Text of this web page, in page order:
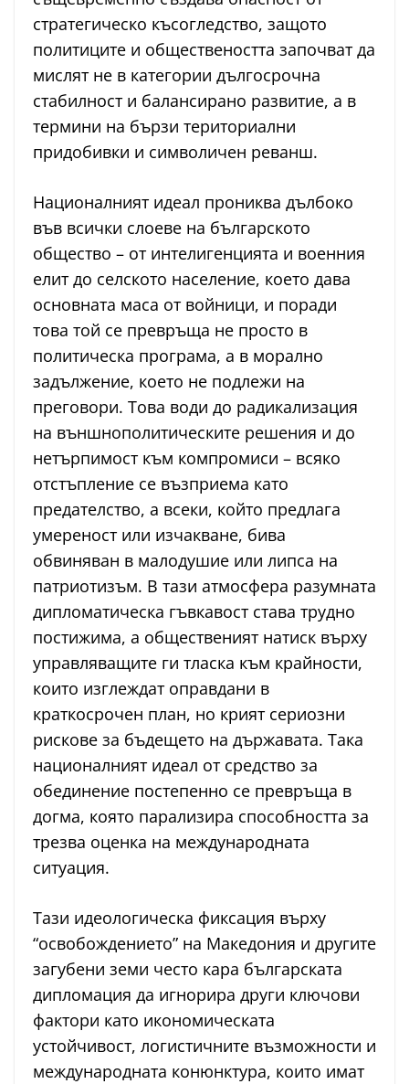
стратегическо късогледство, защото
политиците и обществеността започват да
мислят не в категории дългосрочна
стабилност и балансирано развитие, а в
термини на бързи териториални
придобивки и символичен реванш.
Националният идеал прониква дълбоко
във всички слоеве на българското
общество – от интелигенцията и военния
елит до селското население, което дава
основната маса от войници, и поради
това той се превръща не просто в
политическа програма, а в морално
задължение, което не подлежи на
преговори. Това води до радикализация
на външнополитическите решения и до
нетърпимост към компромиси – всяко
отстъпление се възприема като
предателство, а всеки, който предлага
умереност или изчакване, бива
обвиняван в малодушие или липса на
патриотизъм. В тази атмосфера разумната
дипломатическа гъвкавост става трудно
постижима, а общественият натиск върху
управляващите ги тласка към крайности,
които изглеждат оправдани в
краткосрочен план, но крият сериозни
рискове за бъдещето на държавата. Така
националният идеал от средство за
обединение постепенно се превръща в
догма, която парализира способността за
трезва оценка на международната
ситуация.
Тази идеологическа фиксация върху
“освобождението” на Македония и другите
загубени земи често кара българската
дипломация да игнорира други ключови
фактори като икономическата
устойчивост, логистичните възможности и
международната конюнктура, които имат